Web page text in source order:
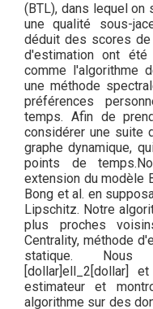
(BTL), dans lequel
une qualité sous-
déduit des scores de
d'estimation ont été
comme l'algorithme
une méthode
préférences
temps. Afin de
considérer une suite
graphe dynamique,
points de
extension du modèle
Bong et al. en
Lipschitz. Notre
plus proches
Centrality, méthode
statique. Nous
[dollar]ell_2[dollar]
estimateur et
algorithme sur des